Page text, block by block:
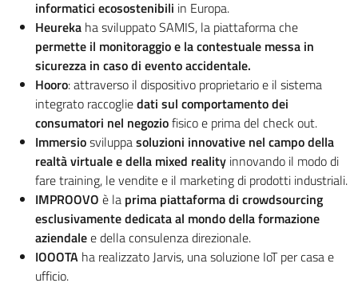
informatici ecosostenibili in Europa.
Heureka ha sviluppato SAMIS, la piattaforma che
permette il monitoraggio e la contestuale messa in
sicurezza in caso di evento accidentale.
Hooro: attraverso il dispositivo proprietario e il sistema
integrato raccogliedati sul comportamento dei
consumatori nel negoziofisico e prima del check out.
Immersiosviluppasoluzioni innovative nel campo della
realtà virtuale e della mixed reality innovando il modo di
fare training, le vendite e il marketing di prodotti industriali.
IMPROOVO è la prima piattaforma di crowdsourcing
esclusivamente dedicata al mondo della formazione
aziendalee della consulenza direzionale.
IOOOTA ha realizzato Jarvis, una soluzione IoT per casa e
ufficio.